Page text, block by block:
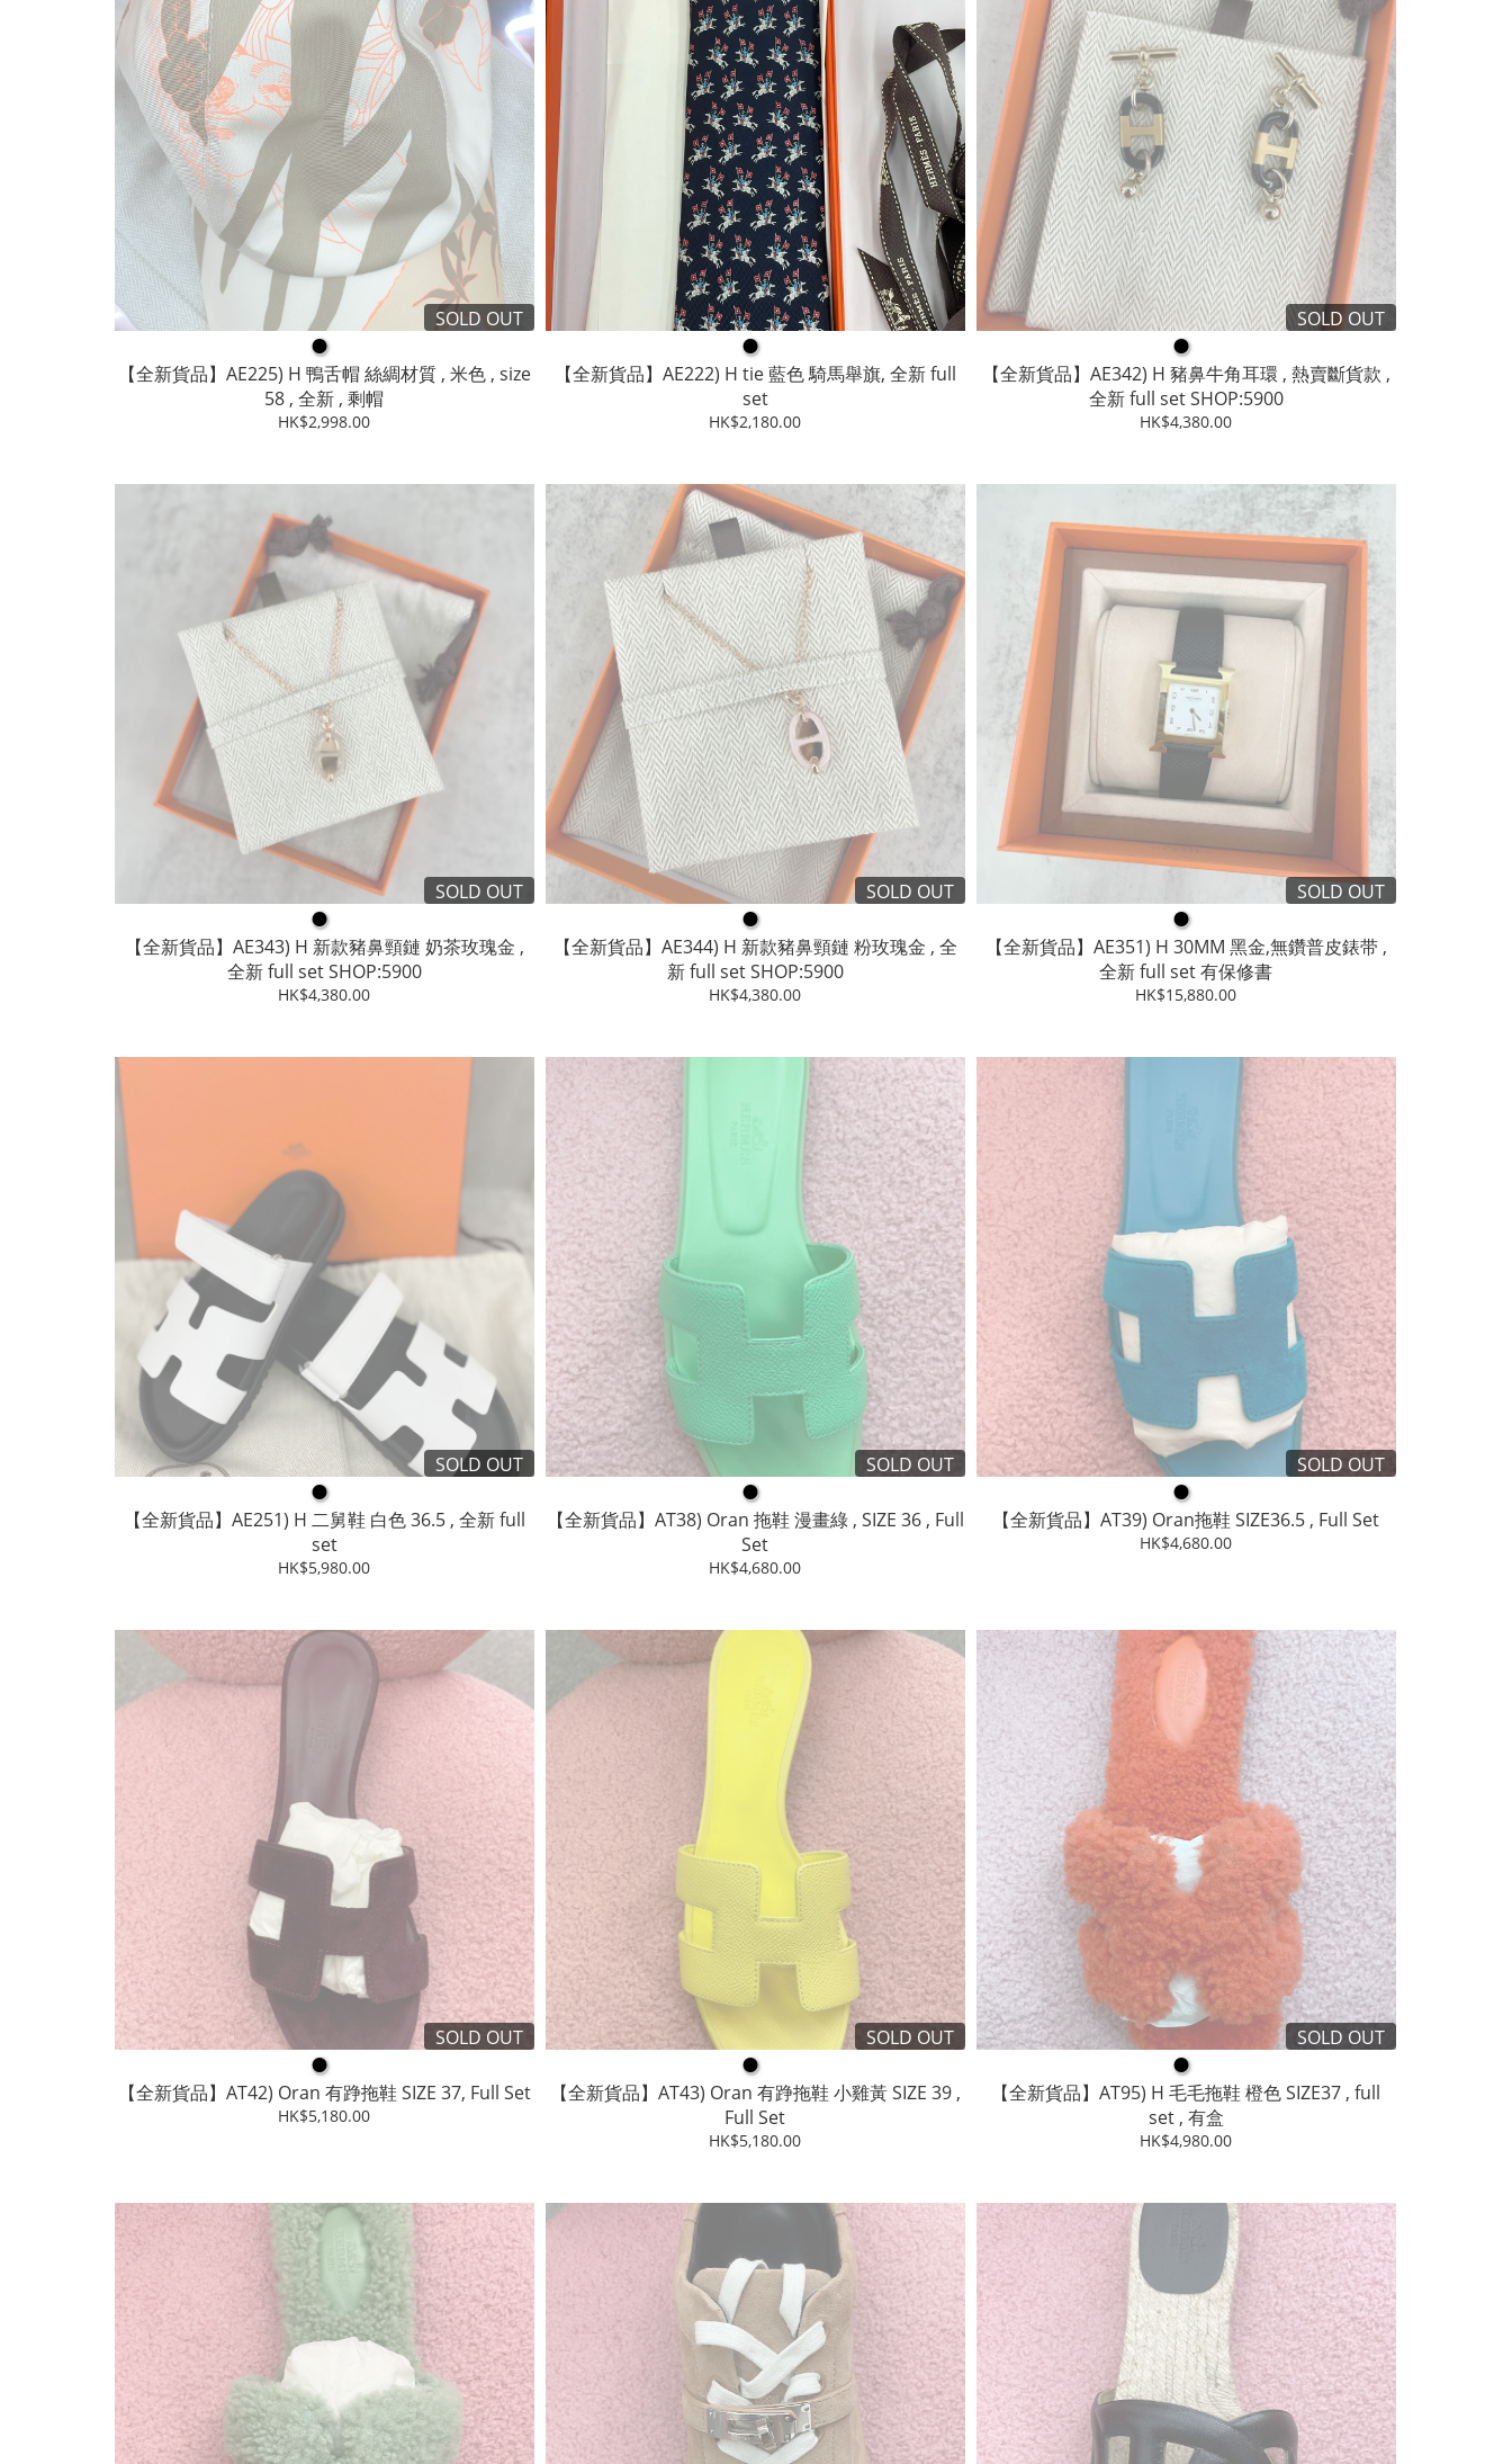
SOLD OUT
●
【全新貨品】AE225) H 鴨舌帽 絲綢材質 , 米色 , size
58 , 全新 , 剩帽
HK$2,998.00
●
【全新貨品】AE222) H tie 藍色 騎馬舉旗, 全新 full
set
HK$2,180.00
SOLD OUT
●
【全新貨品】AE342) H 豬鼻牛角耳環 , 熱賣斷貨款 ,
全新 full set SHOP:5900
HK$4,380.00
SOLD OUT
●
【全新貨品】AE343) H 新款豬鼻頸鏈 奶茶玫瑰金 ,
全新 full set SHOP:5900
HK$4,380.00
SOLD OUT
●
【全新貨品】AE344) H 新款豬鼻頸鏈 粉玫瑰金 , 全
新 full set SHOP:5900
HK$4,380.00
SOLD OUT
●
【全新貨品】AE351) H 30MM 黑金,無鑽普皮錶带 ,
全新 full set 有保修書
HK$15,880.00
SOLD OUT
●
【全新貨品】AE251) H 二舅鞋 白色 36.5 , 全新 full
set
HK$5,980.00
SOLD OUT
●
【全新貨品】AT38) Oran 拖鞋 漫畫綠 , SIZE 36 , Full
Set
HK$4,680.00
SOLD OUT
●
【全新貨品】AT39) Oran拖鞋 SIZE36.5 , Full Set
HK$4,680.00
SOLD OUT
●
【全新貨品】AT42) Oran 有踭拖鞋 SIZE 37, Full Set
HK$5,180.00
SOLD OUT
●
【全新貨品】AT43) Oran 有踭拖鞋 小雞黃 SIZE 39 ,
Full Set
HK$5,180.00
SOLD OUT
●
【全新貨品】AT95) H 毛毛拖鞋 橙色 SIZE37 , full
set , 有盒
HK$4,980.00